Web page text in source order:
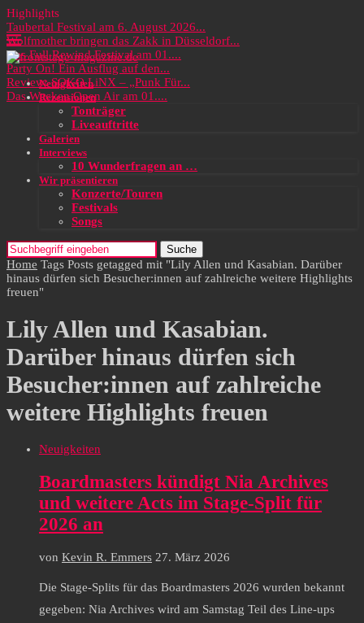
Highlights
Taubertal Festival am 6. August 2026...
Wolfmother bringen das Zakk in Düsseldorf...
Das Full Rewind Festival am 01....
Party On! Ein Ausflug auf den...
Review: SOKO LiNX – „Punk Für...
Das Wacken Open Air am 01....
Neuigkeiten
Rezensionen
Tonträger
Liveauftritte
Galerien
Interviews
10 Wunderfragen an …
Wir präsentieren
Konzerte/Touren
Festivals
Songs
Suche
Home Tags Posts getagged mit "Lily Allen und Kasabian. Darüber
hinaus dürfen sich Besucher:innen auf zahlreiche weitere Highlights
freuen"
Lily Allen und Kasabian.
Darüber hinaus dürfen sich
Besucher:innen auf zahlreiche
weitere Highlights freuen
Neuigkeiten
Boardmasters kündigt Nia Archives
und weitere Acts im Stage-Split für
2026 an
von Kevin R. Emmers 27. März 2026
Die Stage-Splits für das Boardmasters 2026 wurden bekannt
gegeben: Nia Archives wird am Samstag Teil des Line-ups